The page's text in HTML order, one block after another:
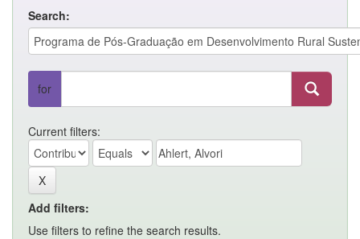
Search:
for
Current filters:
Add filters:
Use filters to refine the search results.